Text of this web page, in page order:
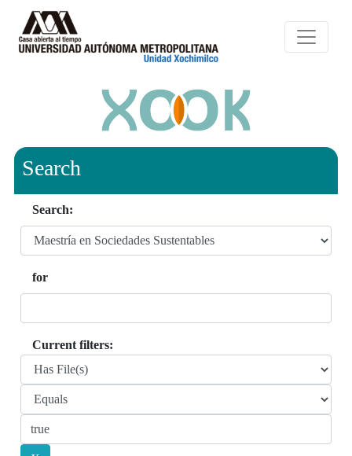
Search
Search:
for
Current filters: